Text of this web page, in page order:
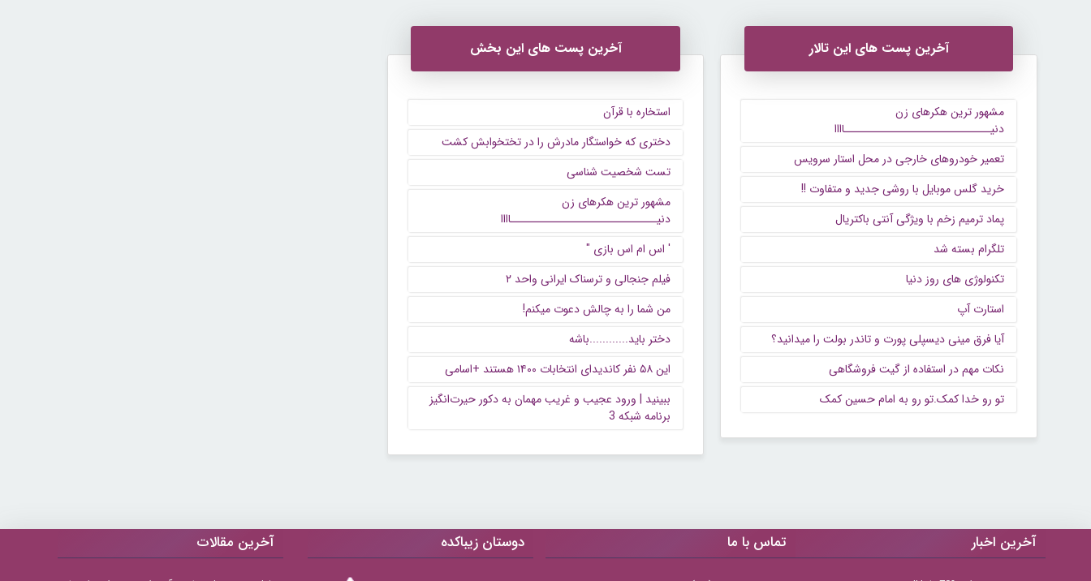
آخرین پست های این تالار
مشهور ترین هکرهای زن
دنیــــــــــــــــــــــــــــــاااا
تعمیر خودروهای خارجی در محل استار سرویس
خرید گلس موبایل با روشی جدید و متفاوت !!
پماد ترمیم زخم با ویژگی آنتی باکتریال
تلگرام بسته شد
تکنولوژی های روز دنیا
استارت آپ
آیا فرق مینی دیسپلی پورت و تاندر بولت را میدانید؟
نکات مهم در استفاده از گیت فروشگاهی
تو رو خدا کمک.تو رو به امام حسین کمک
آخرین پست های این بخش
استخاره با قرآن
دختری که خواستگار مادرش را در تختخوابش کشت
تست شخصیت شناسی
مشهور ترین هکرهای زن
دنیــــــــــــــــــــــــــــــاااا
' اس ام اس بازی "
فیلم جنجالی و ترسناک ایرانی واحد ۲
من شما را به چالش دعوت میکنم!
دختر باید............باشه
این ۵۸ نفر کاندیدای انتخابات ۱۴۰۰ هستند +اسامی
ببینید | ورود عجیب و غریب مهمان به دکور حیرت‌انگیز
برنامه شبکه 3
آخرین اخبار آخرین مقالات تماس با ما دوستان زیباکده